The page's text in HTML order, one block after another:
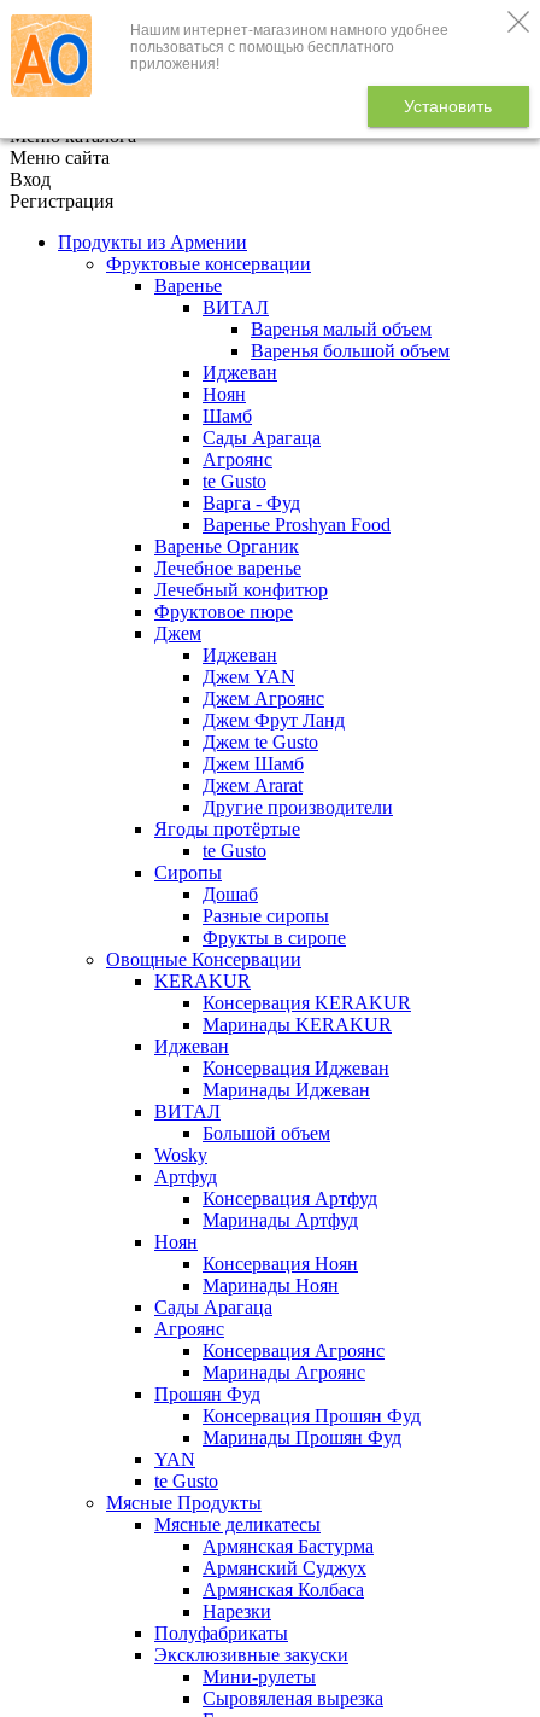
Нашим интернет-магазином намного удобнее
пользоваться с помощью бесплатного
приложения!
Установить
+7 (495) 646-888-1
В корзине
Меню каталога
Меню сайта
Вход
Регистрация
Продукты из Армении
Фруктовые консервации
Варенье
ВИТАЛ
Варенья малый объем
Варенья большой объем
Иджеван
Ноян
Шамб
Сады Арагаца
Агроянс
te Gusto
Варга - Фуд
Варенье Proshyan Food
Варенье Органик
Лечебное варенье
Лечебный конфитюр
Фруктовое пюре
Джем
Иджеван
Джем YAN
Джем Агроянс
Джем Фрут Ланд
Джем te Gusto
Джем Шамб
Джем Ararat
Другие производители
Ягоды протёртые
te Gusto
Сиропы
Дошаб
Разные сиропы
Фрукты в сиропе
Овощные Консервации
KERAKUR
Консервация KERAKUR
Маринады KERAKUR
Иджеван
Консервация Иджеван
Маринады Иджеван
ВИТАЛ
Большой объем
Wosky
Артфуд
Консервация Артфуд
Маринады Артфуд
Ноян
Консервация Ноян
Маринады Ноян
Сады Арагаца
Агроянс
Консервация Агроянс
Маринады Агроянс
Прошян Фуд
Консервация Прошян Фуд
Маринады Прошян Фуд
YAN
te Gusto
Мясные Продукты
Мясные деликатесы
Армянская Бастурма
Армянский Суджух
Армянская Колбаса
Нарезки
Полуфабрикаты
Эксклюзивные закуски
Мини-рулеты
Сыровяленая вырезка